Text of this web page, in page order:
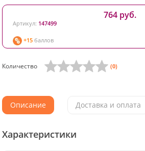
Артикул: 147499
+15 баллов
764 руб.
Количество (0)
Описание Доставка и оплата
Характеристики